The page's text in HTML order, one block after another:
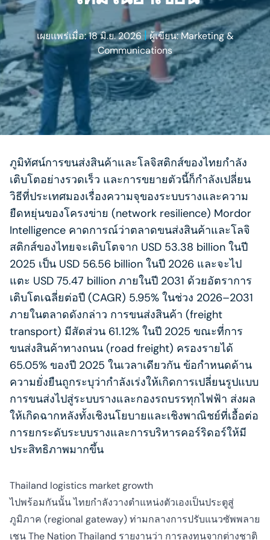
เผยแพร่เมื่อ: 18 มิ.ย. 2026 |ผู้เขียน: Marketing &
Communications
ภูมิทัศน์การขนส่งสินค้าและโลจิสติกส์ของไทยกำลัง
เติบโตอย่างรวดเร็ว และการขยายตัวนี้ก็กำลังเปลี่ยน
วิธีที่ประเทศมองเรื่องความจุของระบบรางและความ
ยืดหยุ่นของโครงข่าย (network resilience) Mordor
Intelligence คาดการณ์ว่าตลาดขนส่งสินค้าและโลจิ
สติกส์ของไทยจะเติบโตจาก USD 53.38 billion ในปี
2025 เป็น USD 56.56 billion ในปี 2026 และจะไป
แตะ USD 75.47 billion ภายในปี 2031 ด้วยอัตราการ
เติบโตเฉลี่ยต่อปี (CAGR) 5.95% ในช่วง 2026–2031
ภายในตลาดดังกล่าว การขนส่งสินค้า (freight
transport) มีสัดส่วน 61.12% ในปี 2025 ขณะที่การ
ขนส่งสินค้าทางถนน (road freight) ครองรายได้
65.05% ของปี 2025 ในเวลาเดียวกัน ข้อกำหนดด้าน
ความยั่งยืนถูกระบุว่ากำลังเร่งให้เกิดการเปลี่ยนรูปแบบ
การขนส่งไปสู่ระบบรางและกองรถบรรทุกไฟฟ้า ส่งผล
ให้เกิดฉากหลังทั้งเชิงนโยบายและเชิงพาณิชย์ที่เอื้อต่อ
การยกระดับระบบรางและการบริหารคอร์ริดอร์ให้มี
ประสิทธิภาพมากขึ้น
Thailand logistics market growth
ไปพร้อมกันนั้น ไทยกำลังวางตำแหน่งตัวเองเป็นประตูสู่
ภูมิภาค (regional gateway) ท่ามกลางการปรับแนวซัพพลาย
เชน The Nation Thailand รายงานว่า การลงทุนจากต่างชาติ